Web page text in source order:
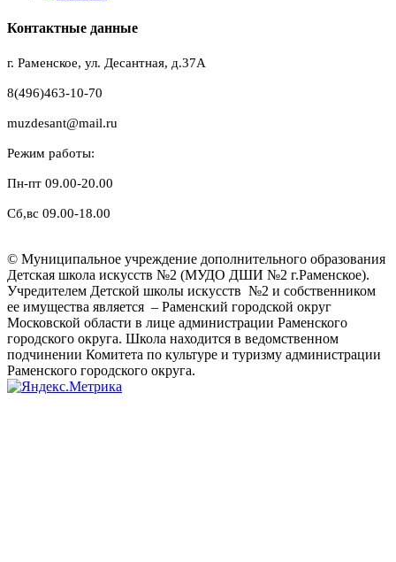
Контактные данные
г. Раменское, ул. Десантная, д.37A
8(496)463-10-70
muzdesant@mail.ru
Режим работы:
Пн-пт 09.00-20.00
Сб,вс 09.00-18.00
© Муниципальное учреждение дополнительного образования
Детская школа искусств №2 (МУДО ДШИ №2 г.Раменское).
Учредителем Детской школы искусств №2 и собственником
ее имущества является – Раменский городской округ
Московской области в лице администрации Раменского
городского округа. Школа находится в ведомственном
подчинении Комитета по культуре и туризму администрации
Раменского городского округа.